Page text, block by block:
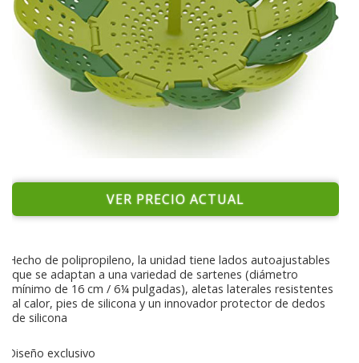
VER PRECIO ACTUAL
Hecho de polipropileno, la unidad tiene lados autoajustables
que se adaptan a una variedad de sartenes (diámetro
mínimo de 16 cm / 6¼ pulgadas), aletas laterales resistentes
al calor, pies de silicona y un innovador protector de dedos
de silicona
Diseño exclusivo